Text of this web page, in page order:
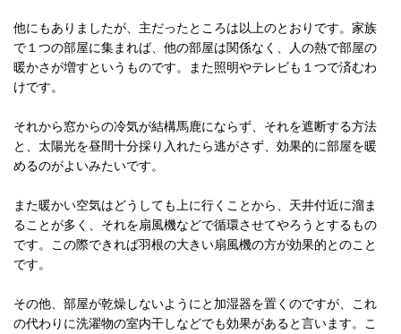
他にもありましたが、主だったところは以上のとおりです。家族
で１つの部屋に集まれば、他の部屋は関係なく、人の熱で部屋の
暖かさが増すというものです。また照明やテレビも１つで済むわ
けです。
それから窓からの冷気が結構馬鹿にならず、それを遮断する方法
と、太陽光を昼間十分採り入れたら逃がさず、効果的に部屋を暖
めるのがよいみたいです。
また暖かい空気はどうしても上に行くことから、天井付近に溜ま
ることが多く、それを扇風機などで循環させてやろうとするもの
です。この際できれば羽根の大きい扇風機の方が効果的とのこと
です。
その他、部屋が乾燥しないようにと加湿器を置くのですが、これ
の代わりに洗濯物の室内干しなどでも効果があると言います。こ